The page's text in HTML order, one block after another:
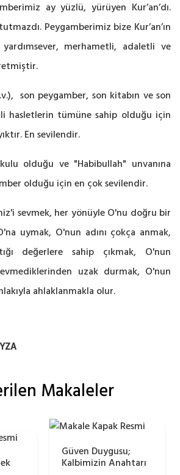
ay yüzlü, yürüyen Kur’an’dı.
Peygamberimiz bize Kur’an’ın
merhametli, adaletli ve
son peygamber, son kitabın ve son
hasletlerin tümüne sahip olduğu için
En sevilendir.
olduğu ve "Habibullah" unvanına
olduğu için en çok sevilendir.
sevmek, her yönüyle O'nu doğru bir
uymak, O'nun adını çokça anmak,
değerlere sahip çıkmak, O'nun
uzak durmak, O'nun
ahlaklanmakla olur.
Makaleler
Güven Duygusu;
Kalbimizin Anahtarı